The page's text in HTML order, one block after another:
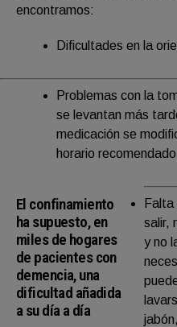
encontramos:
Dificultades en la
Problemas con la
se levantan más
medicación se
horario
El confinamiento
ha supuesto, en
miles de hogares
de pacientes con
demencia, una
dificultad añadida
a su día a día
Falta
salir,
y no